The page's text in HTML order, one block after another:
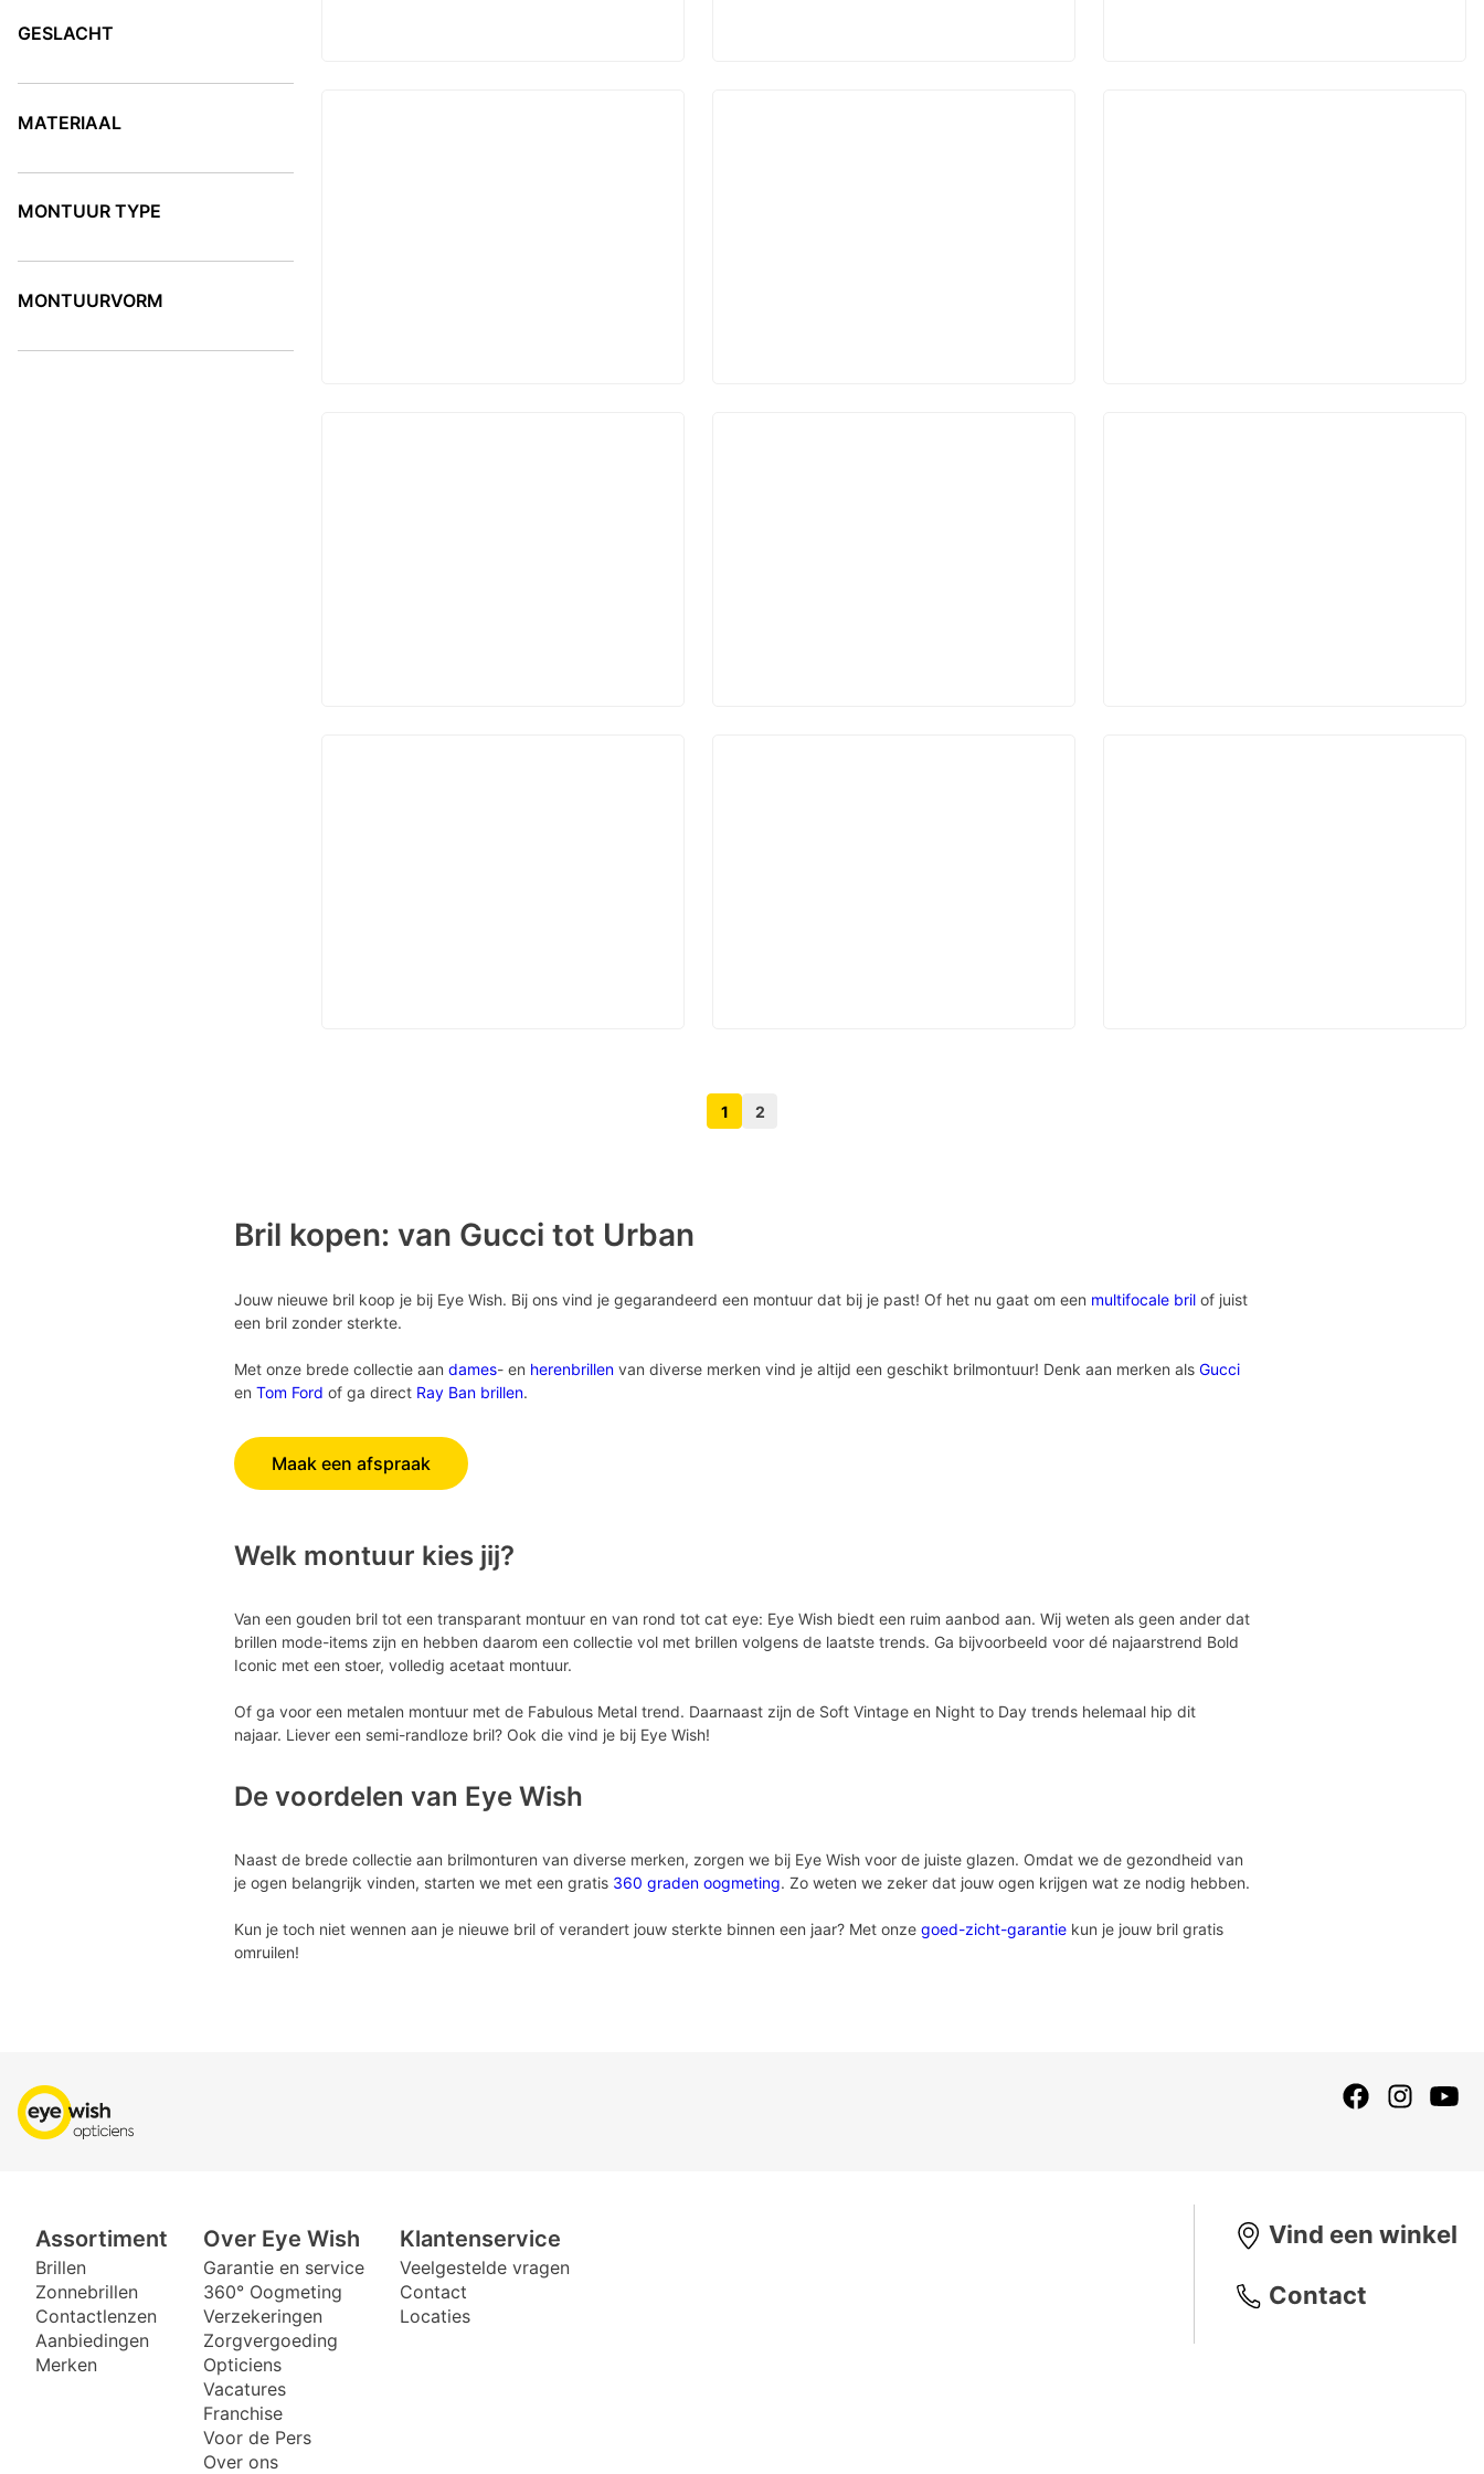
GESLACHT
MATERIAAL
MONTUUR TYPE
MONTUURVORM
Vorige pagina knop
1 2
Bril kopen: van Gucci tot Urban
Jouw nieuwe bril koop je bij Eye Wish. Bij ons vind je gegarandeerd een montuur dat bij je past! Of het nu gaat om een multifocale bril of juist
een bril zonder sterkte.
Met onze brede collectie aan dames- en herenbrillen van diverse merken vind je altijd een geschikt brilmontuur! Denk aan merken als Gucci
en Tom Ford of ga direct Ray Ban brillen.
Maak een afspraak
Welk montuur kies jij?
Van een gouden bril tot een transparant montuur en van rond tot cat eye: Eye Wish biedt een ruim aanbod aan. Wij weten als geen ander dat
brillen mode-items zijn en hebben daarom een collectie vol met brillen volgens de laatste trends. Ga bijvoorbeeld voor dé najaarstrend Bold
Iconic met een stoer, volledig acetaat montuur.
Of ga voor een metalen montuur met de Fabulous Metal trend. Daarnaast zijn de Soft Vintage en Night to Day trends helemaal hip dit
najaar. Liever een semi-randloze bril? Ook die vind je bij Eye Wish!
De voordelen van Eye Wish
Naast de brede collectie aan brilmonturen van diverse merken, zorgen we bij Eye Wish voor de juiste glazen. Omdat we de gezondheid van
je ogen belangrijk vinden, starten we met een gratis 360 graden oogmeting. Zo weten we zeker dat jouw ogen krijgen wat ze nodig hebben.
Kun je toch niet wennen aan je nieuwe bril of verandert jouw sterkte binnen een jaar? Met onze goed-zicht-garantie kun je jouw bril gratis
omruilen!
Assortiment
Brillen
Zonnebrillen
Contactlenzen
Aanbiedingen
Merken
Over Eye Wish
Garantie en service
360° Oogmeting
Verzekeringen
Zorgvergoeding
Opticiens
Vacatures
Franchise
Voor de Pers
Over ons
Klantenservice
Veelgestelde vragen
Contact
Locaties
Vind een winkel
Contact